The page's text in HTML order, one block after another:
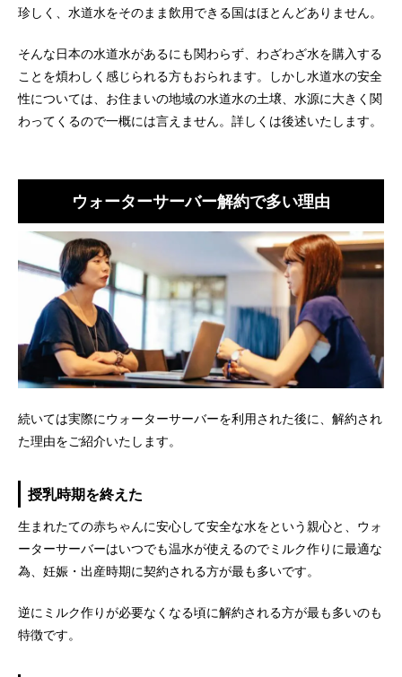
珍しく、水道水をそのまま飲用できる国はほとんどありません。
そんな日本の水道水があるにも関わらず、わざわざ水を購入する
ことを煩わしく感じられる方もおられます。しかし水道水の安全
性については、お住まいの地域の水道水の土壌、水源に大きく関
わってくるので一概には言えません。詳しくは後述いたします。
ウォーターサーバー解約で多い理由
続いては実際にウォーターサーバーを利用された後に、解約され
た理由をご紹介いたします。
授乳時期を終えた
生まれたての赤ちゃんに安心して安全な水をという親心と、ウォ
ーターサーバーはいつでも温水が使えるのでミルク作りに最適な
為、妊娠・出産時期に契約される方が最も多いです。
逆にミルク作りが必要なくなる頃に解約される方が最も多いのも
特徴です。